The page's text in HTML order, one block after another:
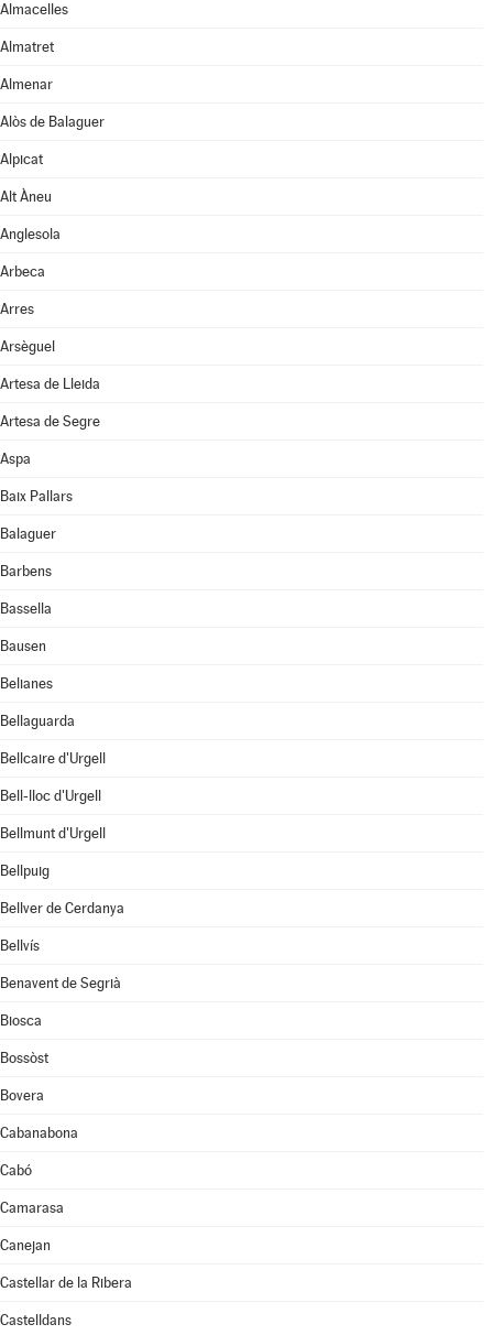
Almacelles
Almatret
Almenar
Alòs de Balaguer
Alpicat
Alt Àneu
Anglesola
Arbeca
Arres
Arsèguel
Artesa de Lleida
Artesa de Segre
Aspa
Baix Pallars
Balaguer
Barbens
Bassella
Bausen
Belianes
Bellaguarda
Bellcaire d'Urgell
Bell-lloc d'Urgell
Bellmunt d'Urgell
Bellpuig
Bellver de Cerdanya
Bellvís
Benavent de Segrià
Biosca
Bossòst
Bovera
Cabanabona
Cabó
Camarasa
Canejan
Castellar de la Ribera
Castelldans